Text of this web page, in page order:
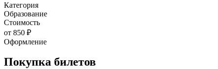
Категория
Образование
Стоимость
от 850 ₽
Оформление
Покупка билетов